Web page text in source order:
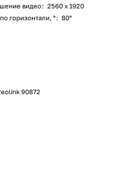
видео: 2560 x 1920
горизонтали, °: 80°
90872